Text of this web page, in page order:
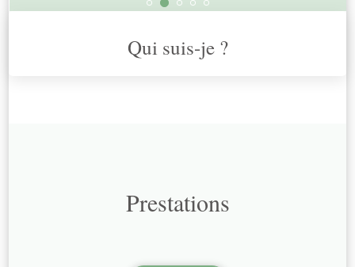
Qui suis-je ?
Prestations